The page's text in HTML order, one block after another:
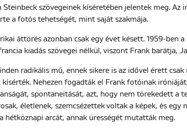
Steinbeck szövegeinek kíséretében jelentek meg.
a fotós tehetségét, mint saját szakmája.
áttörés azonban csak egy évet késett. 1959-ben
kiadás szövegei nélkül, viszont Frank barátja,
radikális mű, ennek sikere is az idővel érett
kísérték. Nehezen fogadták el Frank fotóinak
spontaneitását, azt, hogy nem törekedett a
életlenek, szemcsézettek voltak a képek, és egy
hétköznapi arcát, annak ürességét mutatták meg.